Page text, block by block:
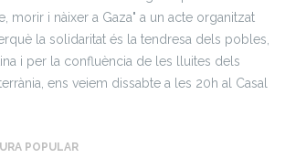
morir i nàixer a Gaza" a un acte organitzat
la solidaritat és la tendresa dels pobles,
i per la confluència de les lluites dels
ens veiem dissabte a les 20h al Casal
POPULAR